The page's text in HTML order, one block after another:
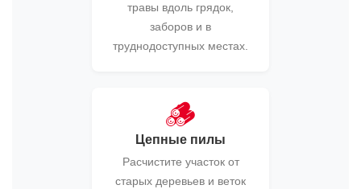
травы вдоль грядок,
заборов и в
труднодоступных местах.
🪵
Цепные пилы
Расчистите участок от
старых деревьев и веток